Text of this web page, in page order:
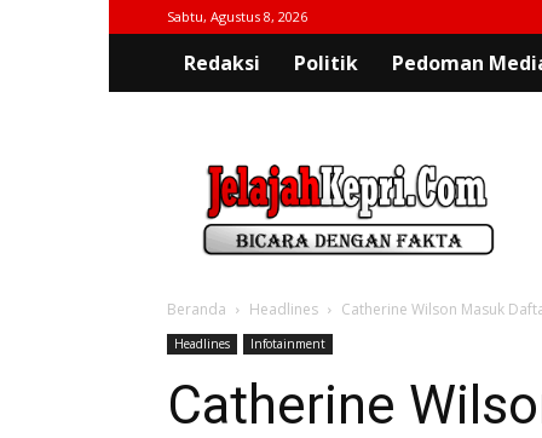
Sabtu, Agustus 8, 2026
Redaksi Politik Pedoman
Beranda Headlines Catherine Wilson Masuk
Headlines Infotainment
Catherine